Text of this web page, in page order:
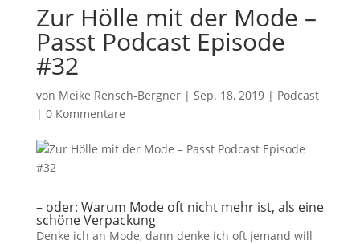
Zur Hölle mit der Mode –
Passt Podcast Episode
#32
von Meike Rensch-Bergner| Sep. 18, 2019| Podcast
| 0 Kommentare
– oder: Warum Mode oft nicht mehr ist, als eine
schöne Verpackung
Denke ich an Mode, dann denke ich oft jemand will